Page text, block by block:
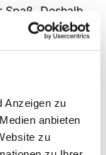
Anzeigen zu
anbieten
zu
Spaß. Deshalb
unserer
eingeführt
nicht zu